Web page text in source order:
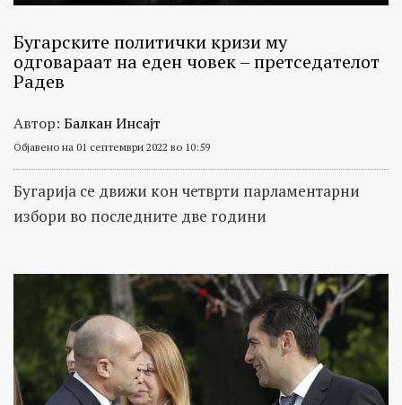
Бугарските политички кризи му
одговараат на еден човек – претседателот
Радев
Автор: Балкан Инсајт
Објавено на 01 септември 2022 во 10:59
Бугарија се движи кон четврти парламентарни
избори во последните две години